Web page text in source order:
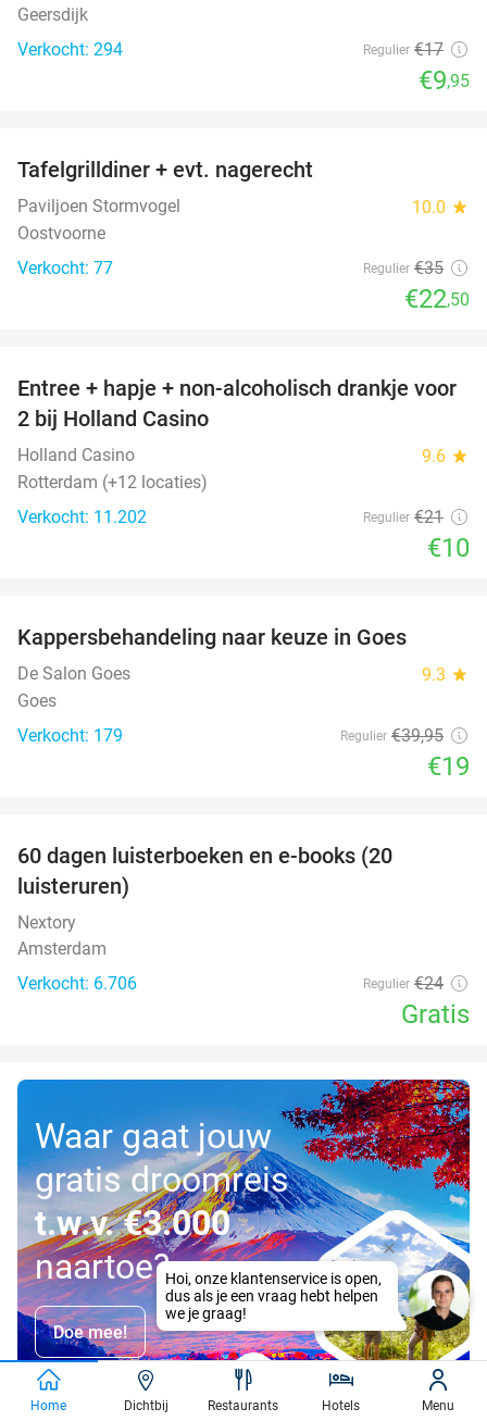
Geersdijk
Verkocht: 294
Regulier €17
€9,95
Tafelgrilldiner + evt. nagerecht
Paviljoen Stormvogel 10.0 star
Oostvoorne
Verkocht: 77
Regulier €35
€22,50
52%
Entree + hapje + non-alcoholisch drankje voor
2 bij Holland Casino
Holland Casino 9.6 star
Rotterdam (+12 locaties)
Verkocht: 11.202
Regulier €21
€10
Kappersbehandeling naar keuze in Goes
De Salon Goes 9.3 star
Goes
Verkocht: 179
Regulier €39,95
€19
60 dagen luisterboeken en e-books (20
luisteruren)
Nextory
Amsterdam
Verkocht: 6.706
Regulier €24
Gratis
Waar gaat jouw
gratis droomreis
t.w.v. €3.000
naartoe?
Doe mee!
Home Dichtbij Restaurants Hotels Menu